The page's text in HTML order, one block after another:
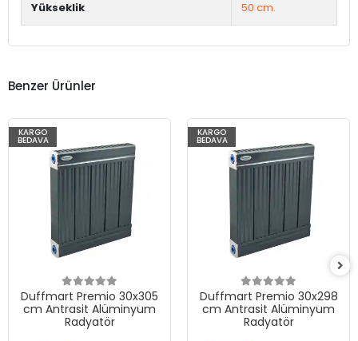
Yükseklik 50 cm.
Benzer Ürünler
KARGO
BEDAVA
Duffmart Premio 30x305
cm Antrasit Alüminyum
Radyatör
KARGO
BEDAVA
Duffmart Premio 30x298
cm Antrasit Alüminyum
Radyatör